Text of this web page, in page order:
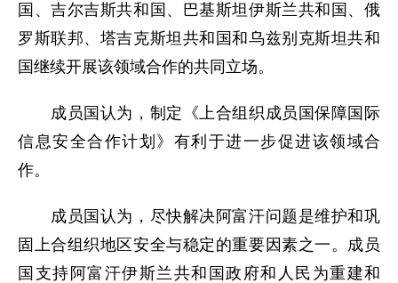
国、吉尔吉斯共和国、巴基斯坦伊斯兰共和国、俄
罗斯联邦、塔吉克斯坦共和国和乌兹别克斯坦共和
国继续开展该领域合作的共同立场。
成员国认为，制定《上合组织成员国保障国际
信息安全合作计划》有利于进一步促进该领域合
作。
成员国认为，尽快解决阿富汗问题是维护和巩
固上合组织地区安全与稳定的重要因素之一。成员
国支持阿富汗伊斯兰共和国政府和人民为重建和